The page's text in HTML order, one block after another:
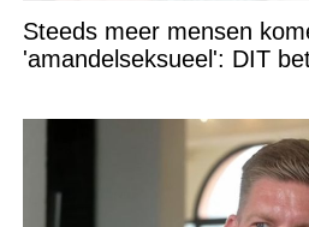
Steeds meer mensen
'amandelseksueel': DIT